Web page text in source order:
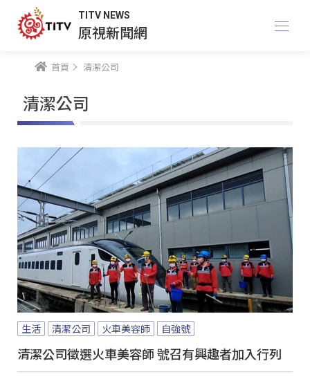
TITV NEWS
原視新聞網
首頁 清潔公司
清潔公司
生活 清潔公司 火車美容師 自強號
清潔公司徵選火車美容師 號召有興趣者加入行列